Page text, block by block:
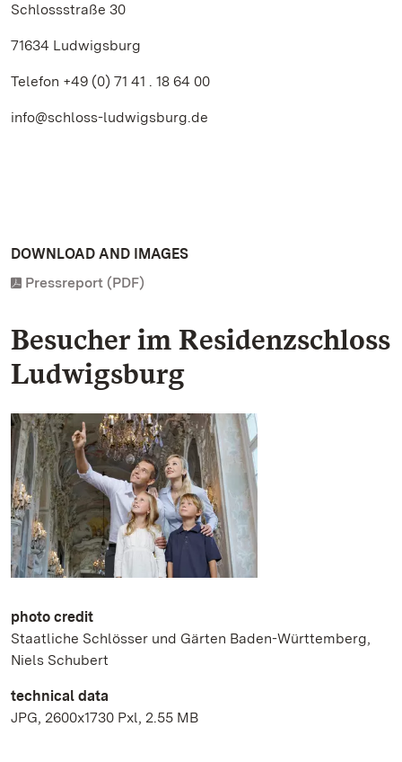
Schlossstraße 30
71634 Ludwigsburg
Telefon +49 (0) 71 41 . 18 64 00
info@schloss-ludwigsburg.de
DOWNLOAD AND IMAGES
Pressreport (PDF)
Besucher im Residenzschloss
Ludwigsburg
photo credit
Staatliche Schlösser und Gärten Baden-Württemberg,
Niels Schubert
technical data
JPG, 2600x1730 Pxl, 2.55 MB